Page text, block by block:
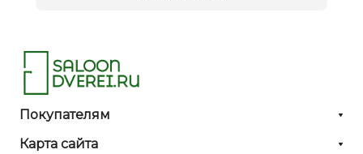
Покупателям
Карта сайта